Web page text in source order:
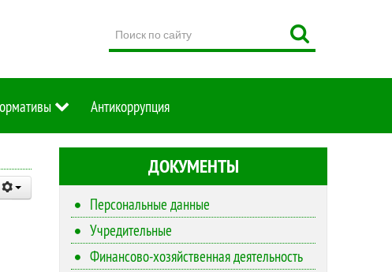
по
сайту
Антикоррупция
ДОКУМЕНТЫ
Персональные данные
Учредительные
Финансово-хозяйственная деятельность